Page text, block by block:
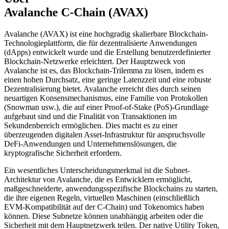
Avalanche C-Chain (AVAX)
Avalanche (AVAX) ist eine hochgradig skalierbare Blockchain-
Technologieplattform, die für dezentralisierte Anwendungen
(dApps) entwickelt wurde und die Erstellung benutzerdefinierter
Blockchain-Netzwerke erleichtert. Der Hauptzweck von
Avalanche ist es, das Blockchain-Trilemma zu lösen, indem es
einen hohen Durchsatz, eine geringe Latenzzeit und eine robuste
Dezentralisierung bietet. Avalanche erreicht dies durch seinen
neuartigen Konsensmechanismus, eine Familie von Protokollen
(Snowman usw.), die auf einer Proof-of-Stake (PoS)-Grundlage
aufgebaut sind und die Finalität von Transaktionen im
Sekundenbereich ermöglichen. Dies macht es zu einer
überzeugenden digitalen Asset-Infrastruktur für anspruchsvolle
DeFi-Anwendungen und Unternehmenslösungen, die
kryptografische Sicherheit erfordern.
Ein wesentliches Unterscheidungsmerkmal ist die Subnet-
Architektur von Avalanche, die es Entwicklern ermöglicht,
maßgeschneiderte, anwendungsspezifische Blockchains zu starten,
die ihre eigenen Regeln, virtuellen Maschinen (einschließlich
EVM-Kompatibilität auf der C-Chain) und Tokenomics haben
können. Diese Subnetze können unabhängig arbeiten oder die
Sicherheit mit dem Hauptnetzwerk teilen. Der native Utility Token,